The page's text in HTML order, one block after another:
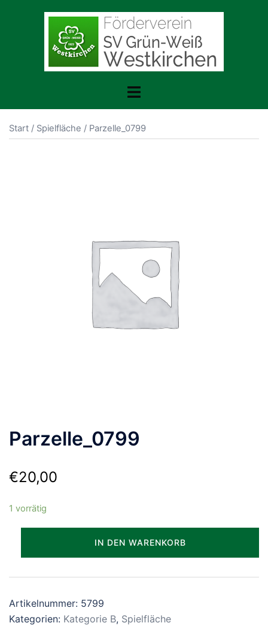
Menü
Start / Spielfläche / Parzelle_0799
Parzelle_0799
€20,00
1 vorrätig
IN DEN WARENKORB
Artikelnummer: 5799
Kategorien: Kategorie B, Spielfläche